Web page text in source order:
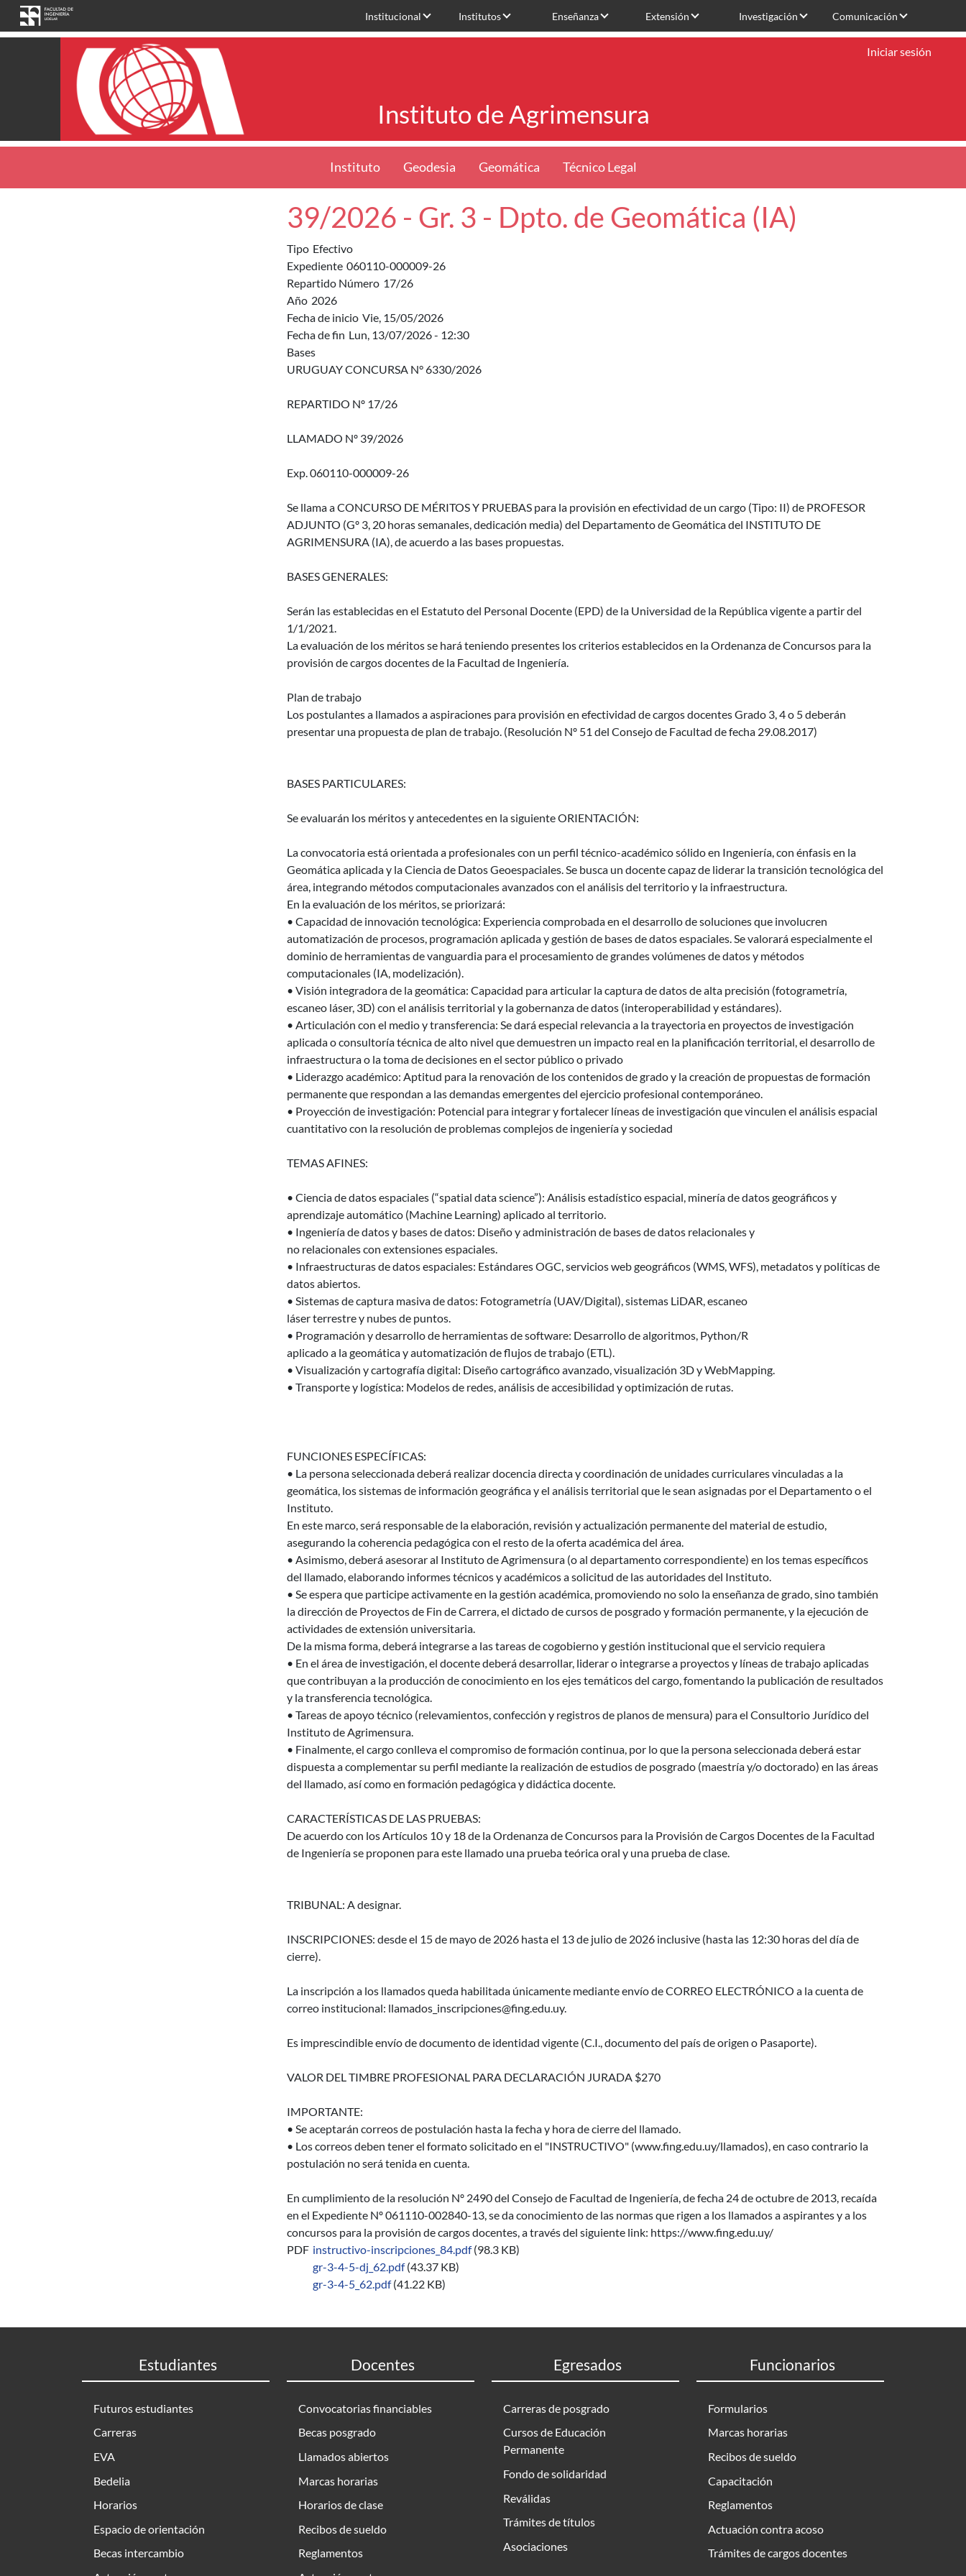
Pasar al contenido principal
Institucional Institutos Enseñanza Extensión Investigación Comunicación
Instituto de Agrimensura
Iniciar sesión
Instituto Geodesia Geomática Técnico Legal
39/2026 - Gr. 3 - Dpto. de Geomática (IA)
Tipo Efectivo
Expediente 060110-000009-26
Repartido Número 17/26
Año 2026
Fecha de inicio Vie, 15/05/2026
Fecha de fin Lun, 13/07/2026 - 12:30
Bases
URUGUAY CONCURSA N° 6330/2026
REPARTIDO Nº 17/26
LLAMADO Nº 39/2026
Exp. 060110-000009-26
Se llama a CONCURSO DE MÉRITOS Y PRUEBAS para la provisión en efectividad de un cargo (Tipo: II) de PROFESOR
ADJUNTO (Gº 3, 20 horas semanales, dedicación media) del Departamento de Geomática del INSTITUTO DE
AGRIMENSURA (IA), de acuerdo a las bases propuestas.
BASES GENERALES:
Serán las establecidas en el Estatuto del Personal Docente (EPD) de la Universidad de la República vigente a partir del
1/1/2021.
La evaluación de los méritos se hará teniendo presentes los criterios establecidos en la Ordenanza de Concursos para la
provisión de cargos docentes de la Facultad de Ingeniería.
Plan de trabajo
Los postulantes a llamados a aspiraciones para provisión en efectividad de cargos docentes Grado 3, 4 o 5 deberán
presentar una propuesta de plan de trabajo. (Resolución Nº 51 del Consejo de Facultad de fecha 29.08.2017)
BASES PARTICULARES:
Se evaluarán los méritos y antecedentes en la siguiente ORIENTACIÓN:
La convocatoria está orientada a profesionales con un perfil técnico-académico sólido en Ingeniería, con énfasis en la
Geomática aplicada y la Ciencia de Datos Geoespaciales. Se busca un docente capaz de liderar la transición tecnológica del
área, integrando métodos computacionales avanzados con el análisis del territorio y la infraestructura.
En la evaluación de los méritos, se priorizará:
• Capacidad de innovación tecnológica: Experiencia comprobada en el desarrollo de soluciones que involucren
automatización de procesos, programación aplicada y gestión de bases de datos espaciales. Se valorará especialmente el
dominio de herramientas de vanguardia para el procesamiento de grandes volúmenes de datos y métodos
computacionales (IA, modelización).
• Visión integradora de la geomática: Capacidad para articular la captura de datos de alta precisión (fotogrametría,
escaneo láser, 3D) con el análisis territorial y la gobernanza de datos (interoperabilidad y estándares).
• Articulación con el medio y transferencia: Se dará especial relevancia a la trayectoria en proyectos de investigación
aplicada o consultoría técnica de alto nivel que demuestren un impacto real en la planificación territorial, el desarrollo de
infraestructura o la toma de decisiones en el sector público o privado
• Liderazgo académico: Aptitud para la renovación de los contenidos de grado y la creación de propuestas de formación
permanente que respondan a las demandas emergentes del ejercicio profesional contemporáneo.
• Proyección de investigación: Potencial para integrar y fortalecer líneas de investigación que vinculen el análisis espacial
cuantitativo con la resolución de problemas complejos de ingeniería y sociedad
TEMAS AFINES:
• Ciencia de datos espaciales (“spatial data science”): Análisis estadístico espacial, minería de datos geográficos y
aprendizaje automático (Machine Learning) aplicado al territorio.
• Ingeniería de datos y bases de datos: Diseño y administración de bases de datos relacionales y
no relacionales con extensiones espaciales.
• Infraestructuras de datos espaciales: Estándares OGC, servicios web geográficos (WMS, WFS), metadatos y políticas de
datos abiertos.
• Sistemas de captura masiva de datos: Fotogrametría (UAV/Digital), sistemas LiDAR, escaneo
láser terrestre y nubes de puntos.
• Programación y desarrollo de herramientas de software: Desarrollo de algoritmos, Python/R
aplicado a la geomática y automatización de flujos de trabajo (ETL).
• Visualización y cartografía digital: Diseño cartográfico avanzado, visualización 3D y WebMapping.
• Transporte y logística: Modelos de redes, análisis de accesibilidad y optimización de rutas.
FUNCIONES ESPECÍFICAS:
• La persona seleccionada deberá realizar docencia directa y coordinación de unidades curriculares vinculadas a la
geomática, los sistemas de información geográfica y el análisis territorial que le sean asignadas por el Departamento o el
Instituto.
En este marco, será responsable de la elaboración, revisión y actualización permanente del material de estudio,
asegurando la coherencia pedagógica con el resto de la oferta académica del área.
• Asimismo, deberá asesorar al Instituto de Agrimensura (o al departamento correspondiente) en los temas específicos
del llamado, elaborando informes técnicos y académicos a solicitud de las autoridades del Instituto.
• Se espera que participe activamente en la gestión académica, promoviendo no solo la enseñanza de grado, sino también
la dirección de Proyectos de Fin de Carrera, el dictado de cursos de posgrado y formación permanente, y la ejecución de
actividades de extensión universitaria.
De la misma forma, deberá integrarse a las tareas de cogobierno y gestión institucional que el servicio requiera
• En el área de investigación, el docente deberá desarrollar, liderar o integrarse a proyectos y líneas de trabajo aplicadas
que contribuyan a la producción de conocimiento en los ejes temáticos del cargo, fomentando la publicación de resultados
y la transferencia tecnológica.
• Tareas de apoyo técnico (relevamientos, confección y registros de planos de mensura) para el Consultorio Jurídico del
Instituto de Agrimensura.
• Finalmente, el cargo conlleva el compromiso de formación continua, por lo que la persona seleccionada deberá estar
dispuesta a complementar su perfil mediante la realización de estudios de posgrado (maestría y/o doctorado) en las áreas
del llamado, así como en formación pedagógica y didáctica docente.
CARACTERÍSTICAS DE LAS PRUEBAS:
De acuerdo con los Artículos 10 y 18 de la Ordenanza de Concursos para la Provisión de Cargos Docentes de la Facultad
de Ingeniería se proponen para este llamado una prueba teórica oral y una prueba de clase.
TRIBUNAL: A designar.
INSCRIPCIONES: desde el 15 de mayo de 2026 hasta el 13 de julio de 2026 inclusive (hasta las 12:30 horas del día de
cierre).
La inscripción a los llamados queda habilitada únicamente mediante envío de CORREO ELECTRÓNICO a la cuenta de
correo institucional: llamados_inscripciones@fing.edu.uy.
Es imprescindible envío de documento de identidad vigente (C.I., documento del país de origen o Pasaporte).
VALOR DEL TIMBRE PROFESIONAL PARA DECLARACIÓN JURADA $270
IMPORTANTE:
• Se aceptarán correos de postulación hasta la fecha y hora de cierre del llamado.
• Los correos deben tener el formato solicitado en el "INSTRUCTIVO" (www.fing.edu.uy/llamados), en caso contrario la
postulación no será tenida en cuenta.
En cumplimiento de la resolución Nº 2490 del Consejo de Facultad de Ingeniería, de fecha 24 de octubre de 2013, recaída
en el Expediente Nº 061110-002840-13, se da conocimiento de las normas que rigen a los llamados a aspirantes y a los
concursos para la provisión de cargos docentes, a través del siguiente link: https://www.fing.edu.uy/
PDF instructivo-inscripciones_84.pdf (98.3 KB)
gr-3-4-5-dj_62.pdf (43.37 KB)
gr-3-4-5_62.pdf (41.22 KB)
Estudiantes
Futuros estudiantes
Carreras
EVA
Bedelia
Horarios
Espacio de orientación
Becas intercambio
Docentes
Convocatorias financiables
Becas posgrado
Llamados abiertos
Marcas horarias
Horarios de clase
Recibos de sueldo
Reglamentos
Egresados
Carreras de posgrado
Cursos de Educación
Permanente
Fondo de solidaridad
Reválidas
Trámites de títulos
Asociaciones
Funcionarios
Formularios
Marcas horarias
Recibos de sueldo
Capacitación
Reglamentos
Actuación contra acoso
Trámites de cargos docentes